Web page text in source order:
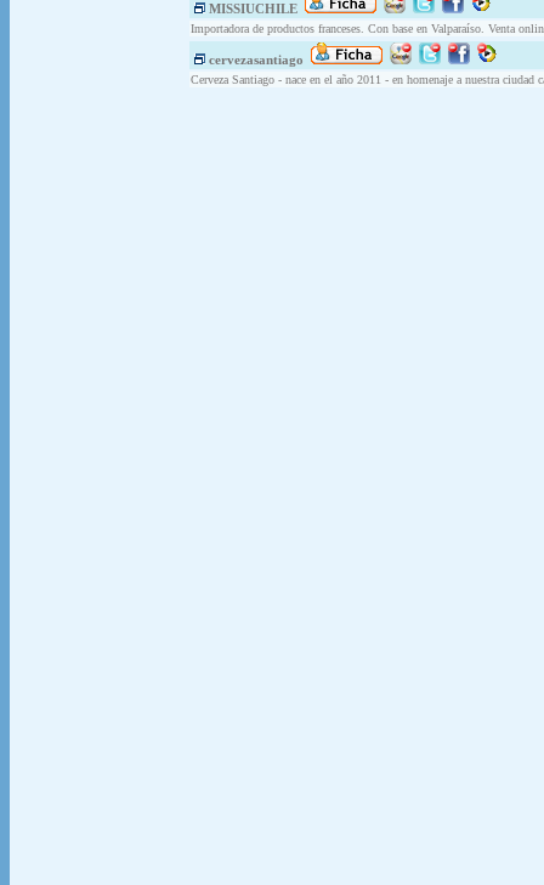
MISSIUCHILE
Importadora de productos franceses. Con base en Valparaíso. Venta
cervezasantiago
Cerveza Santiago - nace en el año 2011 - en homenaje a nuestra